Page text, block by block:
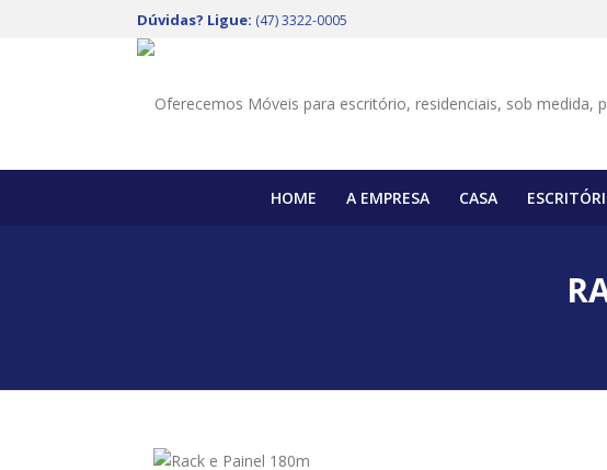
Dúvidas? Ligue: (47) 3322-0005
HOME A EMPRESA CASA